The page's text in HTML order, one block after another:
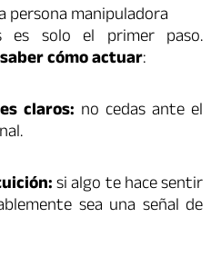
persona manipuladora
es solo el primer paso.
saber cómo actuar:
claros: no cedas ante el
si algo te hace sentir
sea una señal de